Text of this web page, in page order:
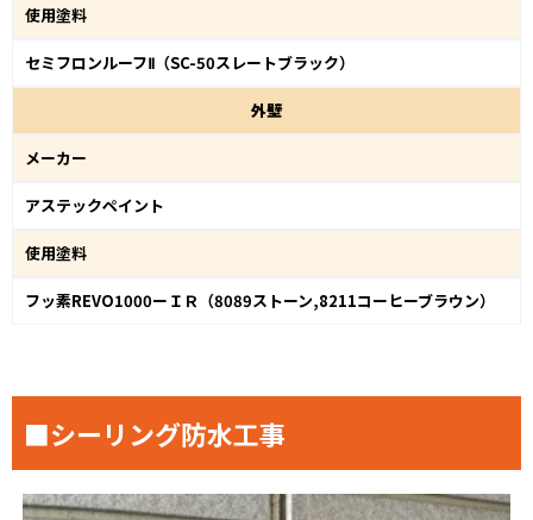
使用塗料
セミフロンルーフⅡ（SC-50スレートブラック）
外壁
メーカー
アステックペイント
使用塗料
フッ素REVO1000ーＩＲ（8089ストーン,8211コーヒーブラウン）
■シーリング防水工事